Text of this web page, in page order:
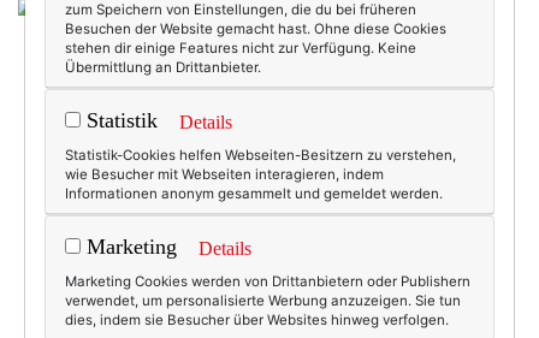
zum Speichern von Einstellungen, die du bei früheren
Besuchen der Website gemacht hast. Ohne diese Cookies
stehen dir einige Features nicht zur Verfügung. Keine
Übermittlung an Drittanbieter.
Statistik Details
Statistik-Cookies helfen Webseiten-Besitzern zu verstehen,
wie Besucher mit Webseiten interagieren, indem
Informationen anonym gesammelt und gemeldet werden.
Marketing Details
Marketing Cookies werden von Drittanbietern oder Publishern
verwendet, um personalisierte Werbung anzuzeigen. Sie tun
dies, indem sie Besucher über Websites hinweg verfolgen.